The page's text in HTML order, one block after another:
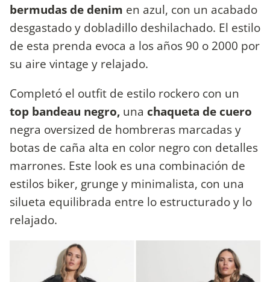
bermudas de denim en azul, con un acabado
desgastado y dobladillo deshilachado. El estilo
de esta prenda evoca a los años 90 o 2000 por
su aire vintage y relajado.
Completó el outfit de estilo rockero con un
top bandeau negro, una chaqueta de cuero
negra oversized de hombreras marcadas y
botas de caña alta en color negro con detalles
marrones. Este look es una combinación de
estilos biker, grunge y minimalista, con una
silueta equilibrada entre lo estructurado y lo
relajado.